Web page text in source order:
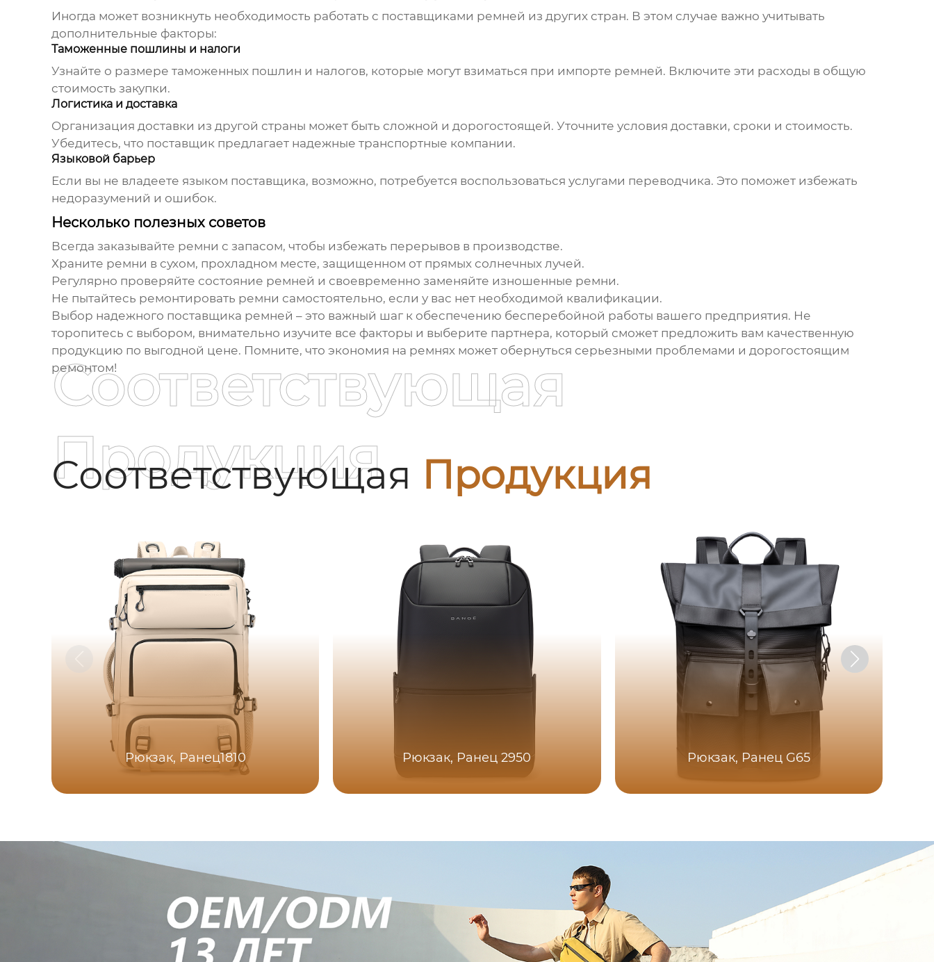
Иногда может возникнуть необходимость работать с поставщиками ремней из других стран. В этом случае важно учитывать
дополнительные факторы:
Таможенные пошлины и налоги
Узнайте о размере таможенных пошлин и налогов, которые могут взиматься при импорте ремней. Включите эти расходы в общую
стоимость закупки.
Логистика и доставка
Организация доставки из другой страны может быть сложной и дорогостоящей. Уточните условия доставки, сроки и стоимость.
Убедитесь, что поставщик предлагает надежные транспортные компании.
Языковой барьер
Если вы не владеете языком поставщика, возможно, потребуется воспользоваться услугами переводчика. Это поможет избежать
недоразумений и ошибок.
Несколько полезных советов
Всегда заказывайте ремни с запасом, чтобы избежать перерывов в производстве.
Храните ремни в сухом, прохладном месте, защищенном от прямых солнечных лучей.
Регулярно проверяйте состояние ремней и своевременно заменяйте изношенные ремни.
Не пытайтесь ремонтировать ремни самостоятельно, если у вас нет необходимой квалификации.
Выбор надежного поставщика ремней – это важный шаг к обеспечению бесперебойной работы вашего предприятия. Не
торопитесь с выбором, внимательно изучите все факторы и выберите партнера, который сможет предложить вам качественную
продукцию по выгодной цене. Помните, что экономия на ремнях может обернуться серьезными проблемами и дорогостоящим
ремонтом!
Соответствующая Продукция
Соответствующая
Продукция
Рюкзак, Ранец1810 Рюкзак, Ранец 2950 Рюкзак, Ранец G65